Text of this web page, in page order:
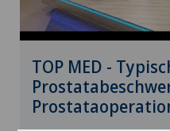
TOP MED -